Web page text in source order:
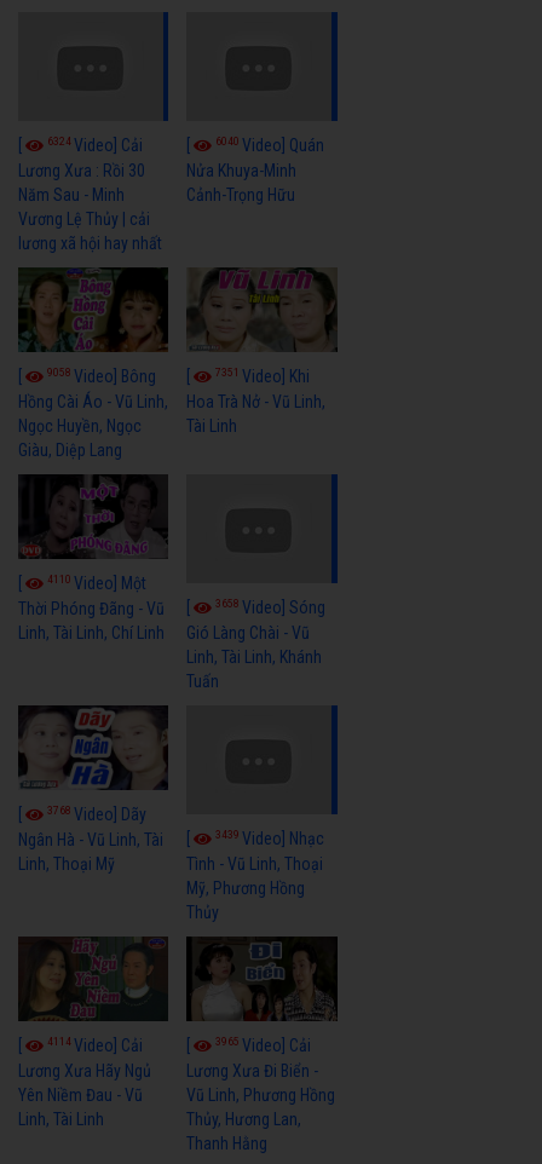
6324Video] Cải
Lương Xưa : Rồi 30
Năm Sau - Minh
Vương Lệ Thủy | cải
lương xã hội hay nhất
6040Video] Quán
Nửa Khuya-Minh
Cảnh-Trọng Hữu
9058 Video] Bông
Hồng Cài Áo - Vũ Linh,
Ngọc Huyền, Ngọc
Giàu, Diệp Lang
7351Video] Khi
Hoa Trà Nở - Vũ Linh,
Tài Linh
4110 Video] Một
Thời Phóng Đãng - Vũ
Linh, Tài Linh, Chí Linh
3658Video] Sóng
Gió Làng Chài - Vũ
Linh, Tài Linh, Khánh
Tuấn
3768 Video] Dãy
Ngân Hà - Vũ Linh, Tài
Linh, Thoại Mỹ
3439Video] Nhạc
Tình - Vũ Linh, Thoại
Mỹ, Phương Hồng
Thủy
4114Video] Cải
Lương Xưa Hãy Ngủ
Yên Niềm Đau - Vũ
Linh, Tài Linh
3965Video] Cải
Lương Xưa Đi Biển -
Vũ Linh, Phương Hồng
Thủy, Hương Lan,
Thanh Hằng